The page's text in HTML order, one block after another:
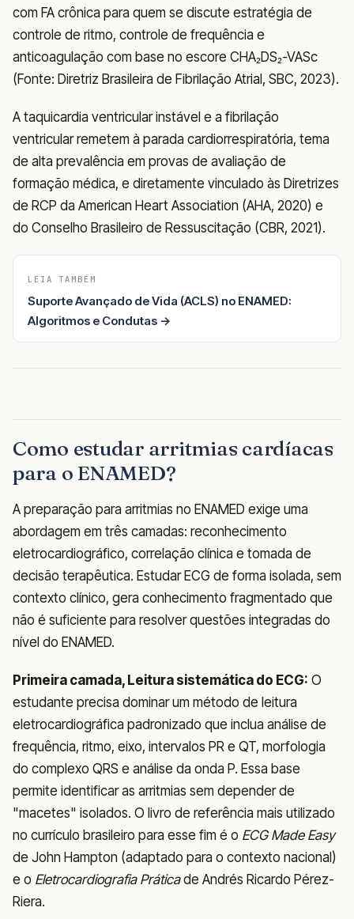
com FA crônica para quem se discute estratégia de
controle de ritmo, controle de frequência e
anticoagulação com base no escore CHA₂DS₂-VASc
(Fonte: Diretriz Brasileira de Fibrilação Atrial, SBC, 2023).
A taquicardia ventricular instável e a fibrilação
ventricular remetem à parada cardiorrespiratória, tema
de alta prevalência em provas de avaliação de
formação médica, e diretamente vinculado às Diretrizes
de RCP da American Heart Association (AHA, 2020) e
do Conselho Brasileiro de Ressuscitação (CBR, 2021).
LEIA TAMBÉM
Suporte Avançado de Vida (ACLS) no ENAMED:
Algoritmos e Condutas →
Como estudar arritmias cardíacas
para o ENAMED?
A preparação para arritmias no ENAMED exige uma
abordagem em três camadas: reconhecimento
eletrocardiográfico, correlação clínica e tomada de
decisão terapêutica. Estudar ECG de forma isolada, sem
contexto clínico, gera conhecimento fragmentado que
não é suficiente para resolver questões integradas do
nível do ENAMED.
Primeira camada, Leitura sistemática do ECG: O
estudante precisa dominar um método de leitura
eletrocardiográfica padronizado que inclua análise de
frequência, ritmo, eixo, intervalos PR e QT, morfologia
do complexo QRS e análise da onda P. Essa base
permite identificar as arritmias sem depender de
"macetes" isolados. O livro de referência mais utilizado
no currículo brasileiro para esse fim é o ECG Made Easy
de John Hampton (adaptado para o contexto nacional)
e o Eletrocardiografia Práticade Andrés Ricardo Pérez-
Riera.